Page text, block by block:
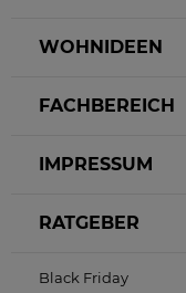
WOHNIDEEN
FACHBEREICH
IMPRESSUM
RATGEBER
Black Friday